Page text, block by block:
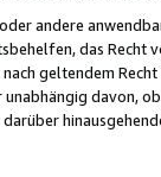
andere
das
geltendem
davon,